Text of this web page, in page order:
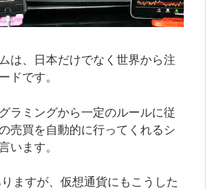
は、日本だけでなく世界から注
ドです。
ラミングから一定のルールに従
売買を自動的に行ってくれるシ
います。
ますが、仮想通貨にもこうした